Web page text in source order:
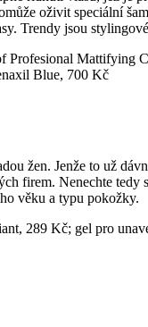
oživit speciální
Trendy jsou
Mattifying
Blue, 700 Kč
žen. Jenže to už
firem. Nenechte
věku a typu pokožky.
289 Kč; gel pro